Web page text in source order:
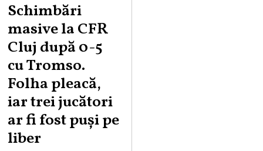
Schimbări
masive la CFR
Cluj după 0-5
cu Tromso.
Folha pleacă,
iar trei jucători
ar fi fost puși pe
liber